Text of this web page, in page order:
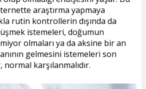
araştırma yapmaya
rutin kontrollerin dışında da
istemeleri, doğumun
olmaları ya da aksine bir an
gelmesini istemeleri son
karşılanmalıdır.